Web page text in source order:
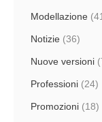
Modellazione
Notizie (36)
Nuove versioni
Professioni (24)
Promozioni (18)